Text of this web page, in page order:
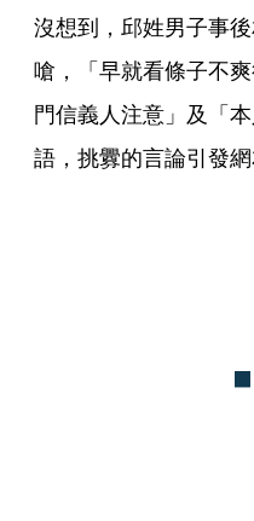
沒想到，邱姓男子事
嗆，「早就看條子不
門信義人注意」及「
語，挑釁的言論引發網